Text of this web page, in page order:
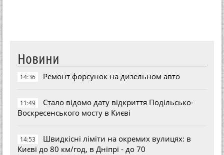
Новини
14:36 Ремонт форсунок на дизельном авто
11:49
Стало відомо дату відкриття Подільсько-
Воскресенського мосту в Києві
14:53
Швидкісні ліміти на окремих вулицях: в
Києві до 80 км/год, в Дніпрі - до 70